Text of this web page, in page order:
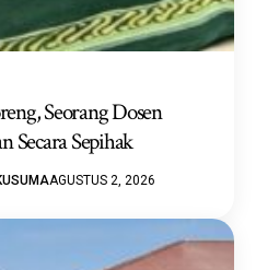
Seorang Dosen
Secara Sepihak
AGUSTUS 2, 2026